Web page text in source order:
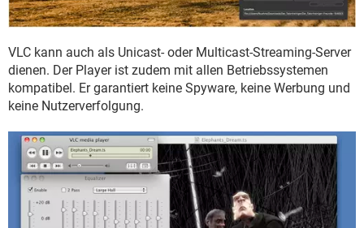
VLC kann auch als Unicast- oder Multicast-Streaming-Server
dienen. Der Player ist zudem mit allen Betriebssystemen
kompatibel. Er garantiert keine Spyware, keine Werbung und
keine Nutzerverfolgung.